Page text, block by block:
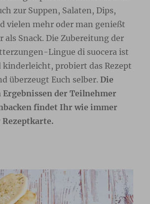
zur Suppen, Salaten, Dips,
vielen mehr oder man genießt
als Snack. Die Zubereitung der
Lingue di suocera ist
kinderleicht, probiert das Rezept
überzeugt Euch selber.Die
der Teilnehmer
findet Ihr wie immer